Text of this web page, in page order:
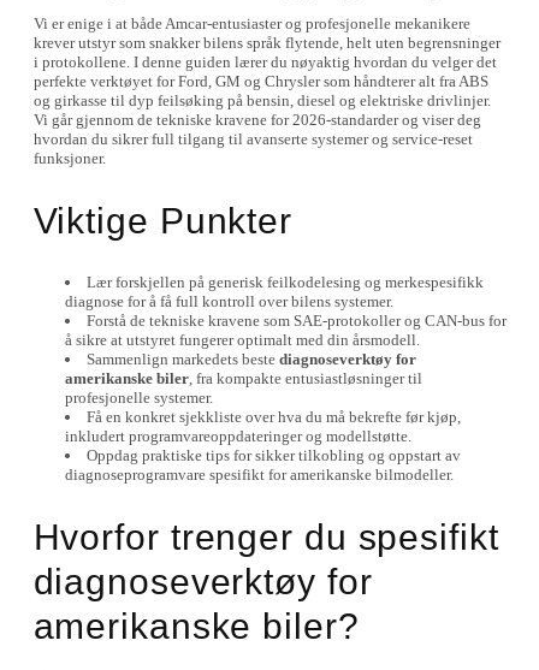
Vi er enige i at både Amcar-entusiaster og profesjonelle mekanikere
krever utstyr som snakker bilens språk flytende, helt uten begrensninger
i protokollene. I denne guiden lærer du nøyaktig hvordan du velger det
perfekte verktøyet for Ford, GM og Chrysler som håndterer alt fra ABS
og girkasse til dyp feilsøking på bensin, diesel og elektriske drivlinjer.
Vi går gjennom de tekniske kravene for 2026-standarder og viser deg
hvordan du sikrer full tilgang til avanserte systemer og service-reset
funksjoner.
Viktige Punkter
Lær forskjellen på generisk feilkodelesing og merkespesifikk
diagnose for å få full kontroll over bilens systemer.
Forstå de tekniske kravene som SAE-protokoller og CAN-bus for
å sikre at utstyret fungerer optimalt med din årsmodell.
Sammenlign markedets beste diagnoseverktøy for
amerikanske biler, fra kompakte entusiastløsninger til
profesjonelle systemer.
Få en konkret sjekkliste over hva du må bekrefte før kjøp,
inkludert programvareoppdateringer og modellstøtte.
Oppdag praktiske tips for sikker tilkobling og oppstart av
diagnoseprogramvare spesifikt for amerikanske bilmodeller.
Hvorfor trenger du spesifikt
diagnoseverktøy for
amerikanske biler?